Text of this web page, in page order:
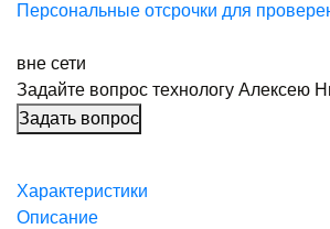
Персональные отсрочки для
вне сети
Задайте вопрос технологу Алексею
Задать вопрос
Характеристики
Описание